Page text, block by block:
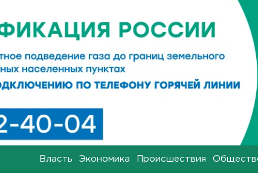
Власть Экономика Происшествия